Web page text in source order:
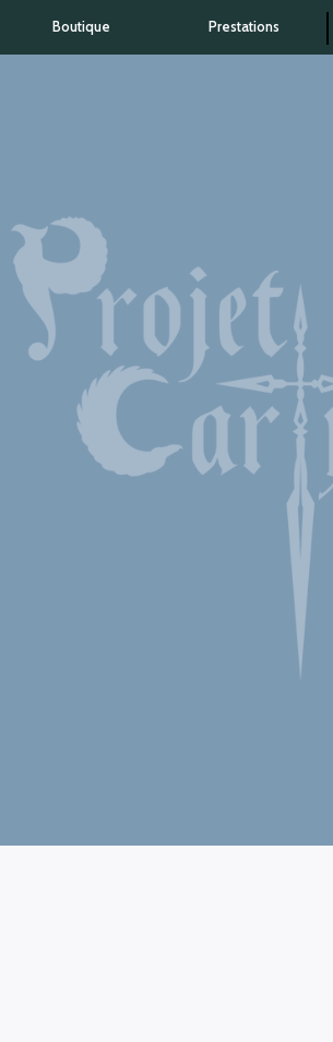
Boutique Prestations